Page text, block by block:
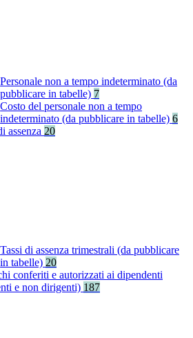
Personale non a tempo indeterminato (da
pubblicare in tabelle) 7
Costo del personale non a tempo
indeterminato (da pubblicare in tabelle) 6
assenza 20
Tassi di assenza trimestrali (da pubblicare
in tabelle) 20
conferiti e autorizzati ai dipendenti
e non dirigenti) 187